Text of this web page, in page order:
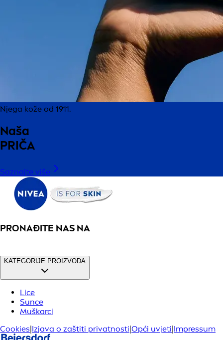
Njega kože od 1911.
Naša
PRIČA
Saznajte više
PRONAĐITE NAS NA
KATEGORIJE PROIZVODA
Lice
Sunce
Muškarci
Cookies Izjava o zaštiti privatnosti Opći uvjeti Impressum